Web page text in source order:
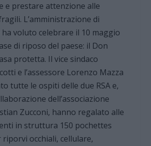
e prestare attenzione alle
L’amministrazione di
voluto celebrare il 10 maggio
di riposo del paese: il Don
protetta. Il vice sindaco
e l’assessore Lorenzo Mazza
tutte le ospiti delle due RSA e,
dell’associazione
Zucconi, hanno regalato alle
in struttura 150 pochettes
occhiali, cellulare,